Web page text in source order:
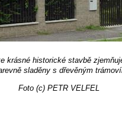
krásné historické stavbě
sladěny s dřevěným
Foto (c) PETR VELFEL